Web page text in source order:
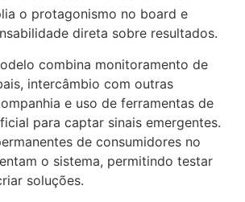
o protagonismo no board e
direta sobre resultados.
combina monitoramento de
intercâmbio com outras
e uso de ferramentas de
para captar sinais emergentes.
de consumidores no
o sistema, permitindo testar
soluções.